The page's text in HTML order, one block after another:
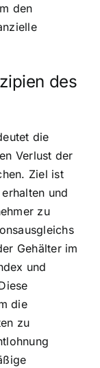
den
des
die
Verlust der
Ziel ist
und
zu
Gehälter im
und
die
zu